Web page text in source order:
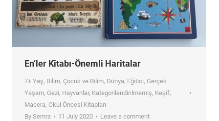
En’ler Kitabı-Önemli Haritalar
7+ Yaş, Bilim, Çocuk ve Bilim, Dünya, Eğitici, Gerçek
Yaşam, Gezi, Hayvanlar, Kategorilendirilmemiş, Keşif,
Macera, Okul Öncesi Kitapları
By Semra 11 July 2020 Leave a comment